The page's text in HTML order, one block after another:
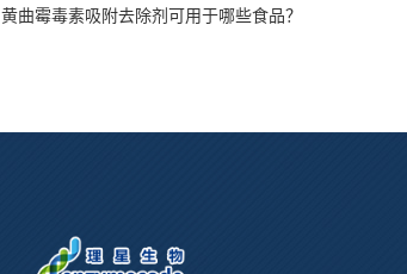
黄曲霉毒素吸附去除剂可用于哪些食品？